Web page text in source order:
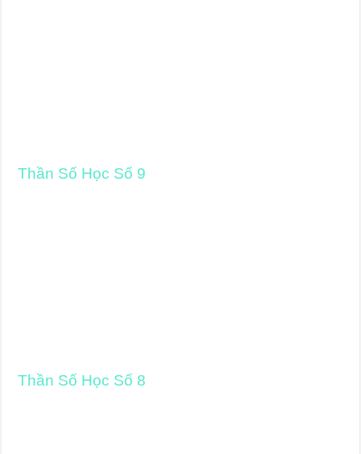
Thần Số Học Số 9
Thần Số Học Số 8